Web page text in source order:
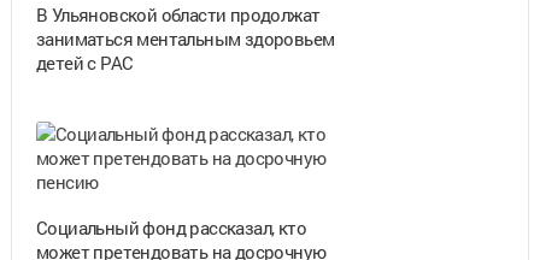
В Ульяновской области продолжат
заниматься ментальным здоровьем
детей с РАС
Социальный фонд рассказал, кто
может претендовать на досрочную